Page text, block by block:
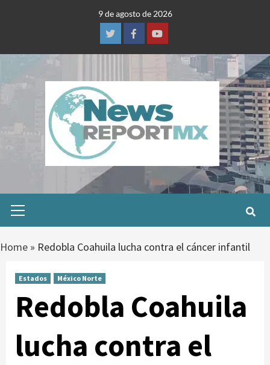
9 de agosto de 2026
TwitterFacebookYoutube
Menu
Home » Redobla Coahuila lucha contra el cáncer infantil
Estados México Norte
Redobla Coahuila
lucha contra el